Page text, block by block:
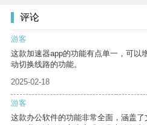
评论
游客
这款加速器app的功能有点单一，可以
动切换线路的功能。
2025-02-18
游客
这款办公软件的功能非常全面，涵盖